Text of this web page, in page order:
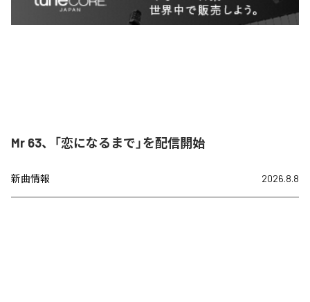
Mr 63、「恋になるまで」を配信開始
新曲情報 2026.8.8